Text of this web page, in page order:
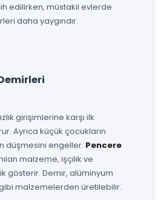
edilirken, müstakil evlerde
daha yaygındır.
girişimlerine karşı ilk
Ayrıca küçük çocukların
düşmesini engeller. Pencere
malzeme, işçilik ve
gösterir. Demir, alüminyum
malzemelerden üretilebilir.